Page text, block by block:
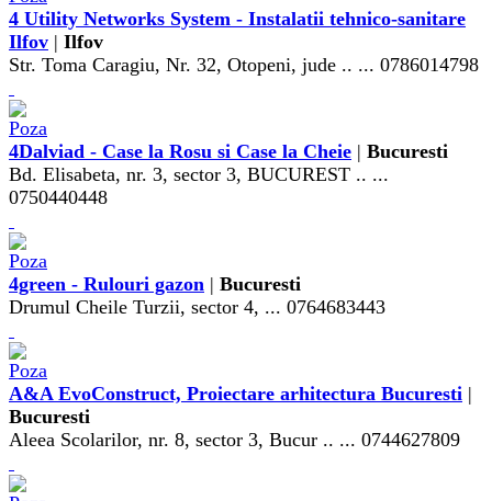
4 Utility Networks System - Instalatii tehnico-sanitare
Ilfov | Ilfov
Str. Toma Caragiu, Nr. 32, Otopeni, jude .. ... 0786014798
4Dalviad - Case la Rosu si Case la Cheie | Bucuresti
Bd. Elisabeta, nr. 3, sector 3, BUCUREST .. ...
0750440448
4green - Rulouri gazon | Bucuresti
Drumul Cheile Turzii, sector 4, ... 0764683443
A&A EvoConstruct, Proiectare arhitectura Bucuresti |
Bucuresti
Aleea Scolarilor, nr. 8, sector 3, Bucur .. ... 0744627809